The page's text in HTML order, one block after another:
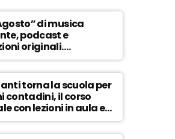
di musica
podcast e
originali.
festeggia in onda
di Firenze
torna la scuola per
contadini, il corso
con lezioni in aula e
– ASCOLTA